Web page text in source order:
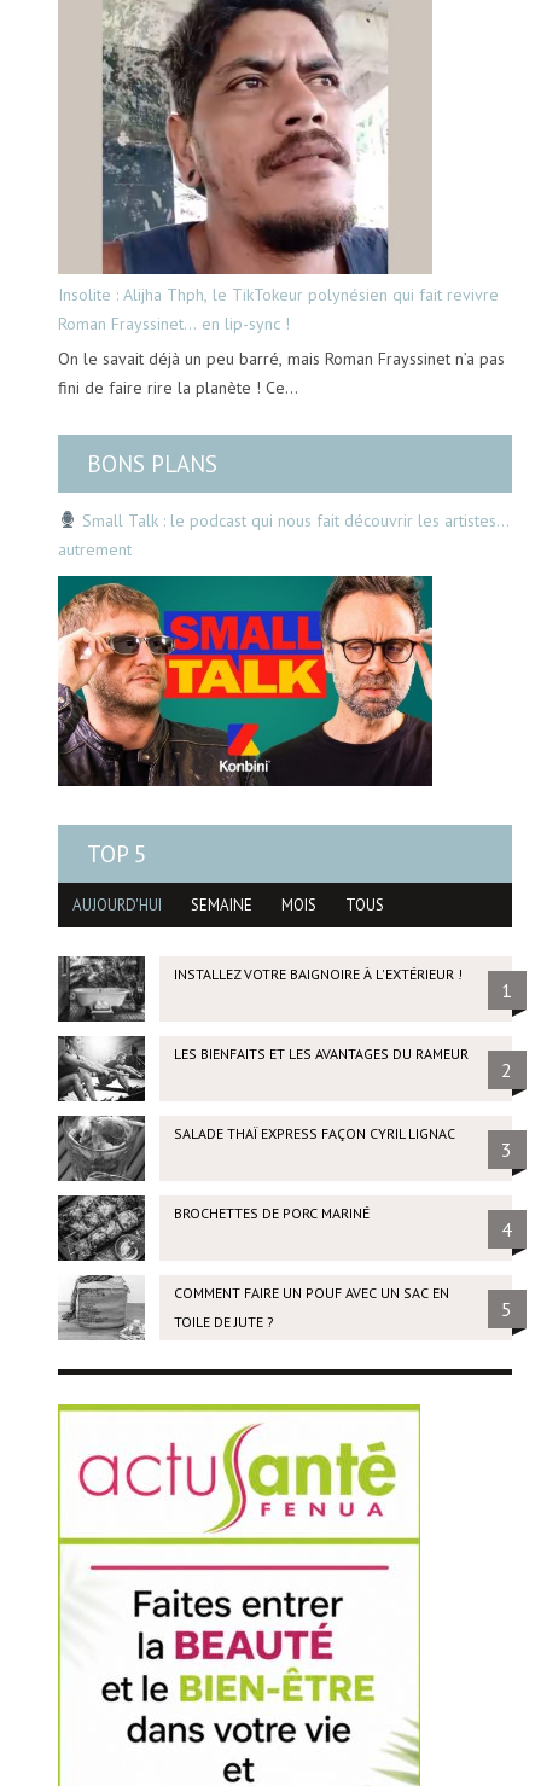
Insolite : Alijha Thph, le TikTokeur polynésien qui fait revivre
Roman Frayssinet… en lip-sync !
On le savait déjà un peu barré, mais Roman Frayssinet n’a pas
fini de faire rire la planète ! Ce…
BONS PLANS
Small Talk : le podcast qui nous fait découvrir les artistes…
autrement
TOP 5
AUJOURD'HUI SEMAINE MOIS TOUS
INSTALLEZ VOTRE BAIGNOIRE À L'EXTÉRIEUR !
1
LES BIENFAITS ET LES AVANTAGES DU RAMEUR
2
SALADE THAÏ EXPRESS FAÇON CYRIL LIGNAC
3
BROCHETTES DE PORC MARINÉ
4
COMMENT FAIRE UN POUF AVEC UN SAC EN
TOILE DE JUTE ?
5